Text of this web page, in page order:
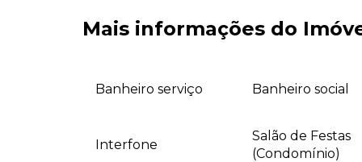
Mais informações do
Banheiro serviço Banheiro social
Interfone
Salão de Festas
(Condomínio)